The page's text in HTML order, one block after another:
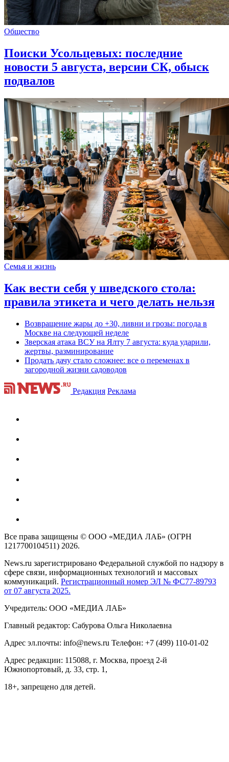
Общество
Поиски Усольцевых: последние
новости 5 августа, версии СК, обыск
подвалов
Семья и жизнь
Как вести себя у шведского стола:
правила этикета и чего делать нельзя
Возвращение жары до +30, ливни и грозы: погода в
Москве на следующей неделе
Зверская атака ВСУ на Ялту 7 августа: куда ударили,
жертвы, разминирование
Продать дачу стало сложнее: все о переменах в
загородной жизни садоводов
Редакция Реклама
Все права защищены © ООО «МЕДИА ЛАБ» (ОГРН
1217700104511) 2026.
News.ru зарегистрировано Федеральной службой по надзору в
сфере связи, информационных технологий и массовых
коммуникаций. Регистрационный номер ЭЛ № ФС77-89793
от 07 августа 2025.
Учредитель: ООО «МЕДИА ЛАБ»
Главный редактор: Сабурова Ольга Николаевна
Адрес эл.почты: info@news.ru Телефон: +7 (499) 110-01-02
Адрес редакции: 115088, г. Москва, проезд 2-й
Южнопортовый, д. 33, стр. 1,
18+, запрещено для детей.